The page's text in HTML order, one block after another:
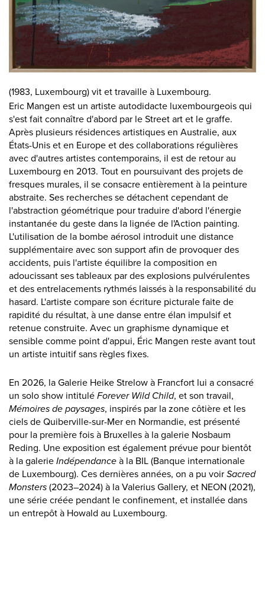
(1983, Luxembourg) vit et travaille à Luxembourg.
Eric Mangen est un artiste autodidacte luxembourgeois qui
s'est fait connaître d'abord par le Street art et le graffe.
Après plusieurs résidences artistiques en Australie, aux
États-Unis et en Europe et des collaborations régulières
avec d'autres artistes contemporains, il est de retour au
Luxembourg en 2013. Tout en poursuivant des projets de
fresques murales, il se consacre entièrement à la peinture
abstraite. Ses recherches se détachent cependant de
l'abstraction géométrique pour traduire d'abord l'énergie
instantanée du geste dans la lignée de l'Action painting.
L'utilisation de la bombe aérosol introduit une distance
supplémentaire avec son support afin de provoquer des
accidents, puis l'artiste équilibre la composition en
adoucissant ses tableaux par des explosions pulvérulentes
et des entrelacements rythmés laissés à la responsabilité du
hasard. L'artiste compare son écriture picturale faite de
rapidité du résultat, à une danse entre élan impulsif et
retenue construite. Avec un graphisme dynamique et
sensible comme point d'appui, Éric Mangen reste avant tout
un artiste intuitif sans règles fixes.
En 2026, la Galerie Heike Strelow à Francfort lui a consacré
un solo show intitulé Forever Wild Child, et son travail,
Mémoires de paysages, inspirés par la zone côtière et les
ciels de Quiberville-sur-Mer en Normandie, est présenté
pour la première fois à Bruxelles à la galerie Nosbaum
Reding. Une exposition est également prévue pour bientôt
à la galerie Indépendance à la BIL (Banque internationale
de Luxembourg). Ces dernières années, on a pu voir Sacred
Monsters (2023–2024) à la Valerius Gallery, et NEON (2021),
une série créée pendant le confinement, et installée dans
un entrepôt à Howald au Luxembourg.